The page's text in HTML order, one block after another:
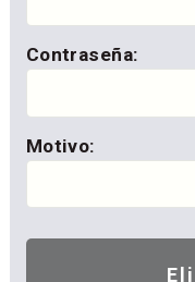
Contraseña:
Motivo: